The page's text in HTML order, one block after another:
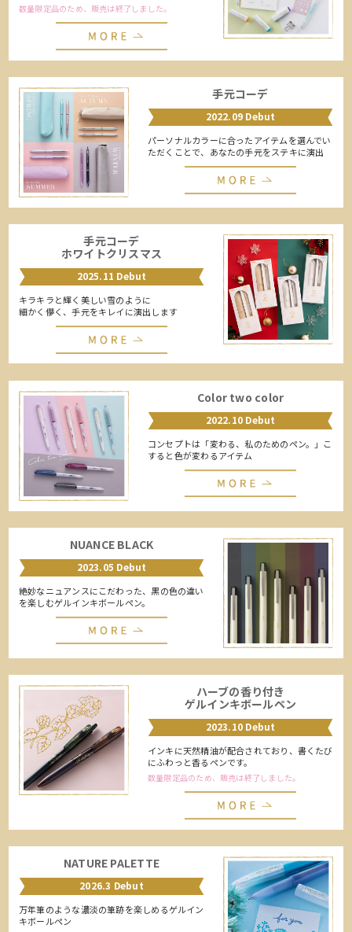
数量限定品のため、販売は終了しました。
手元コーデ
2022.09 Debut
パーソナルカラーに合ったアイテムを選んでい
ただくことで、あなたの手元をステキに演出
手元コーデ
ホワイトクリスマス
2025.11 Debut
キラキラと輝く美しい雪のように
細かく儚く、手元をキレイに演出します
Color two color
2022.10 Debut
コンセプトは「変わる、私のためのペン。」こ
すると色が変わるアイテム
NUANCE BLACK
2023.05 Debut
絶妙なニュアンスにこだわった、黒の色の違い
を楽しむゲルインキボールペン。
ハーブの香り付き
ゲルインキボールペン
2023.10 Debut
インキに天然精油が配合されており、書くたび
にふわっと香るペンです。
数量限定品のため、販売は終了しました。
NATURE PALETTE
2026.3 Debut
万年筆のような濃淡の筆跡を楽しめるゲルイン
キボールペン